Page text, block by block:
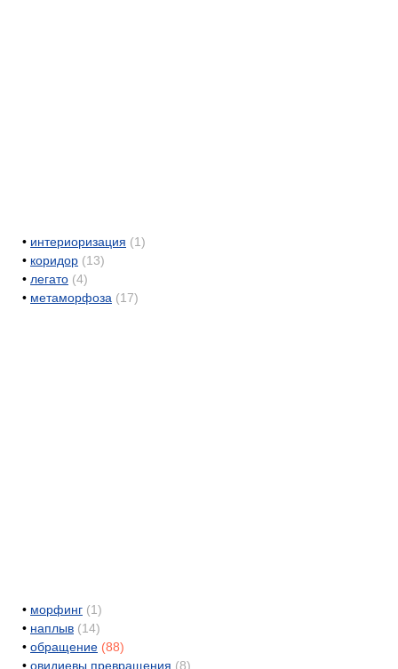
• интериоризация (1)
• коридор (13)
• легато (4)
• метаморфоза (17)
• морфинг (1)
• наплыв (14)
• обращение (88)
• овидиевы превращения (8)